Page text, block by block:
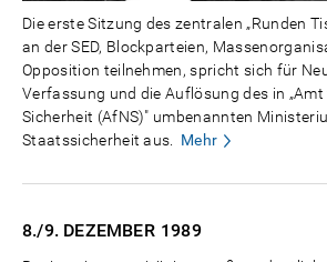
Die erste Sitzung des zentralen „Runden
an der SED, Blockparteien,
Opposition teilnehmen, spricht sich für
Verfassung und die Auflösung des in
Sicherheit (AfNS)" umbenannten
Staatssicherheit aus. Mehr
8./9. DEZEMBER 1989